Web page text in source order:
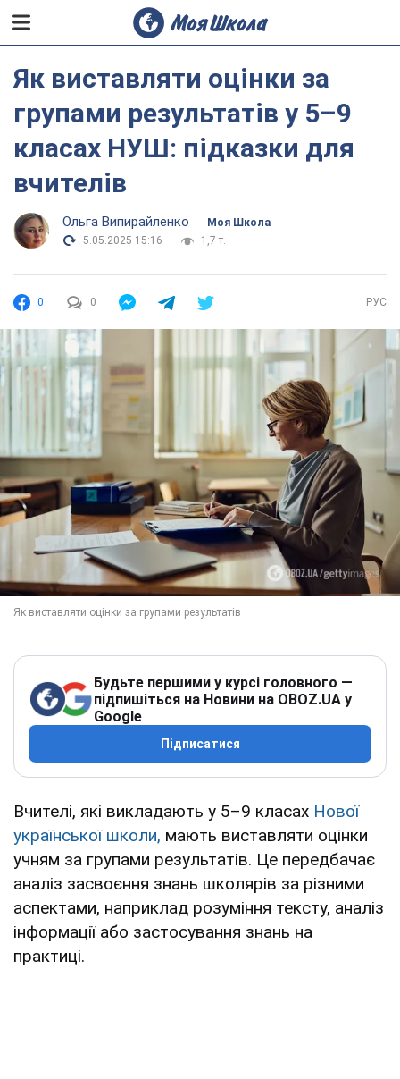
Як виставляти оцінки за
групами результатів у 5–9
класах НУШ: підказки для
вчителів
Ольга Випирайленко
Моя Школа
5.05.2025 15:16
1,7 т.
0 0 РУС
Будьте першими у курсі головного —
підпишіться на Новини на OBOZ.UA у
Google
Підписатися
Вчителі, які викладають у 5–9 класах Нової
української школи, мають виставляти оцінки
учням за групами результатів. Це передбачає
аналіз засвоєння знань школярів за різними
аспектами, наприклад розуміння тексту, аналіз
інформації або застосування знань на
практиці.